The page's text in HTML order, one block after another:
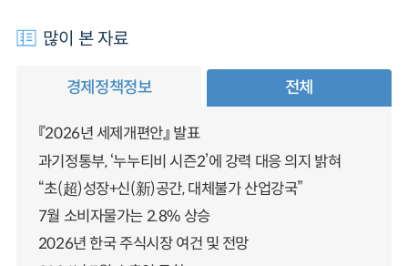
많이 본 자료
경제정책정보 전체
『2026년 세제개편안』 발표
과기정통부, ‘누누티비 시즌2’에 강력 대응 의지 밝혀
“초(超)성장+신(新)공간, 대체불가 산업강국”
7월 소비자물가는 2.8% 상승
2026년 한국 주식시장 여건 및 전망